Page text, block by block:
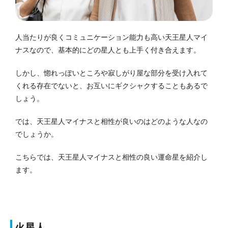
人当たりが良くコミュニケーション能力も高い天王星人マイ
ナスなので、基本的にどの星人とも上手く付き合えます。
しかし、惚れっぽいところや寂しがり屋な部分を受け入れて
くれる存在でないと、お互いにギクシャクすることもあるで
しょう。
では、天王星人マイナスと相性が良いのはどのような人なの
でしょうか。
こちらでは、天王星人マイナスと相性の良い運命星を紹介し
ます。